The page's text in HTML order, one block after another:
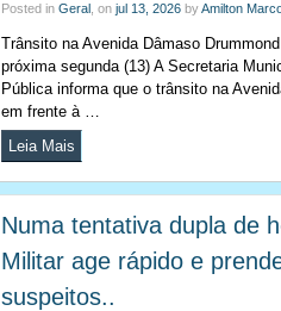
Posted in Geral , on jul 13, 2026 byAmilton
Trânsito na Avenida Dâmaso
próxima segunda (13) A Secretaria
Pública informa que o trânsito na
em frente à …
Leia Mais
Numa tentativa dupla de
Militar age rápido e
suspeitos..